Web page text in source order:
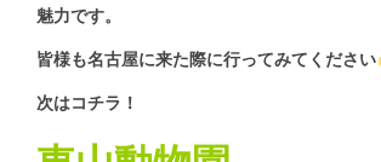
魅力です。
皆様も名古屋に来た際に行ってみてください
次はコチラ！